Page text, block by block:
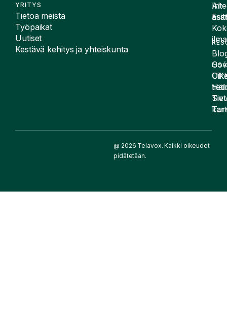
YRITYS
Tietoa meistä
Työpaikat
Uutiset
Kestävä kehitys ja yhteiskunta
AI-
@ 2026 Telavox. Kaikki oikeudet
pidätetään.